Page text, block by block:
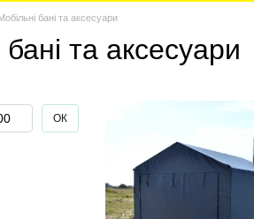
бані та аксесуари
та аксесуари
ОК